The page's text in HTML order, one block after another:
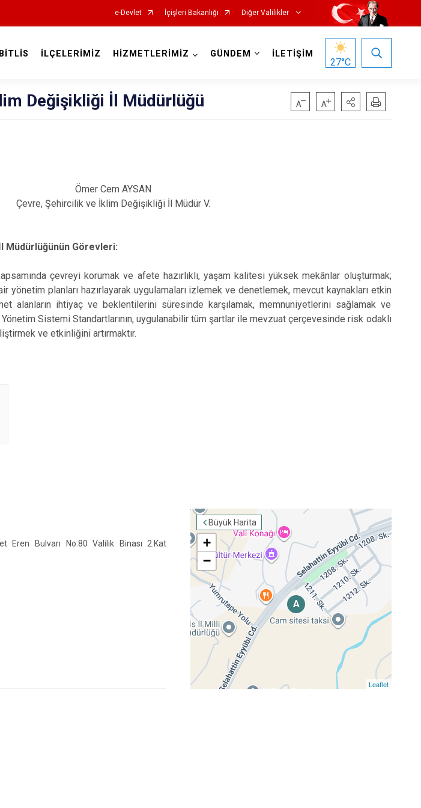
e-Devlet İçişleri Bakanlığı Diğer Valilikler
BİTLİS İLÇELERİMİZ HİZMETLERİMİZ GÜNDEM İLETİŞİM
27°C
Değişikliği İl Müdürlüğü
Ömer Cem AYSAN
Çevre, Şehircilik ve İklim Değişikliği İl Müdür V.
Müdürlüğünün Görevleri:
çevreyi korumak ve afete hazırlıklı, yaşam kalitesi yüksek mekânlar oluşturmak;
yönetim planları hazırlayarak uygulamaları izlemek ve denetlemek, mevcut kaynakları etkin
alanların ihtiyaç ve beklentilerini süresinde karşılamak, memnuniyetlerini sağlamak ve
Sistemi Standartlarının, uygulanabilir tüm şartlar ile mevzuat çerçevesinde risk odaklı
ve etkinliğini artırmaktır.
Büyük Harita
A
+
−
Leaflet
Eren Bulvarı No:80 Valilik Binası 2.Kat